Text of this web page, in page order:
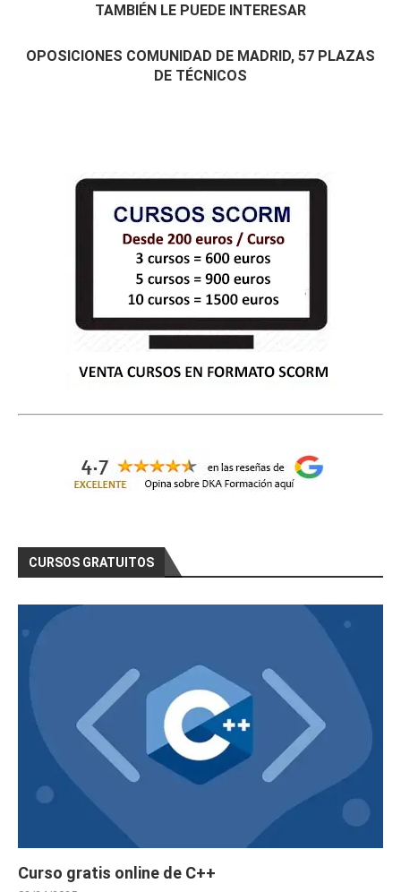
TAMBIÉN LE PUEDE INTERESAR
OPOSICIONES COMUNIDAD DE MADRID, 57 PLAZAS
DE TÉCNICOS
CURSOS GRATUITOS
Curso gratis online de C++